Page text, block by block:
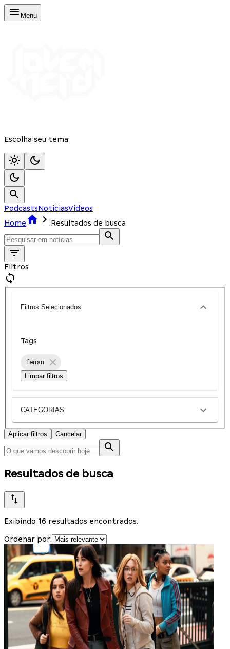
Menu
Escolha seu tema:
PodcastsNotíciasVídeos
Home
Resultados de busca
Filtros
Filtros Selecionados
Tags
ferrari
Limpar filtros
CATEGORIAS
Aplicar filtros Cancelar
Resultados de busca
Exibindo 16 resultados encontrados.
Ordenar por: